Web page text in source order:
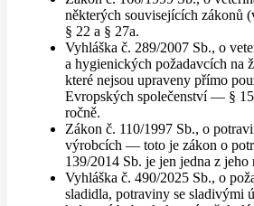
některých souvisejících zákonů
§ 22 a § 27a.
Vyhláška č. 289/2007 Sb., o
a hygienických požadavcích na
které nejsou upraveny přímo
Evropských společenství — §
ročně.
Zákon č. 110/1997 Sb., o
výrobcích — toto je zákon o
139/2014 Sb. je jen jedna z jeho
Vyhláška č. 490/2025 Sb., o
sladidla, potraviny se sladivými